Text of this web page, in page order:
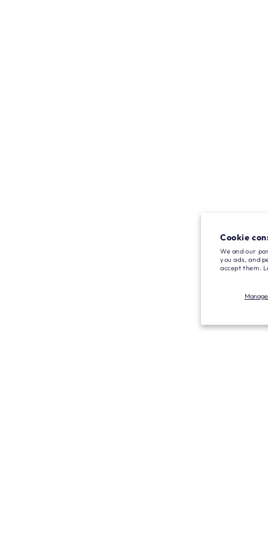
Cookie
We and our
you ads, and
accept them.